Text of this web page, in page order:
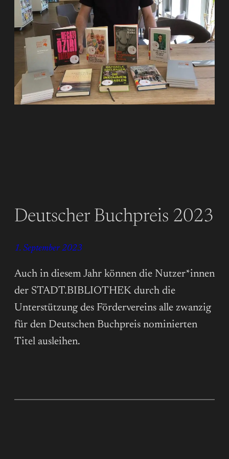
Deutscher Buchpreis 2023
1. September 2023
Auch in diesem Jahr können die Nutzer*innen
der STADT.BIBLIOTHEK durch die
Unterstützung des Fördervereins alle zwanzig
für den Deutschen Buchpreis nominierten
Titel ausleihen.